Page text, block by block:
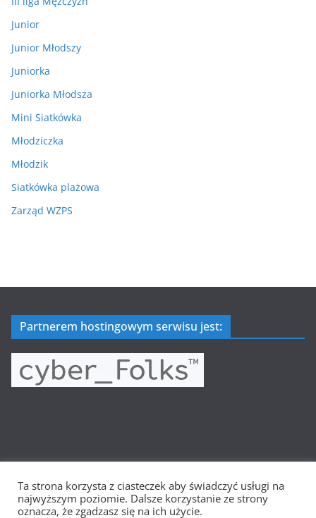
Junior
Junior Młodszy
Juniorka
Juniorka Młodsza
Mini Siatkówka
Młodziczka
Młodzik
Siatkówka plażowa
Zarząd WZPS
Partnerem hostingowym serwisu jest:
Prawa autorskie © 2026Wielkopolska Siatkówka. Wszystkie
prawa zastrzeżone.
Ta strona korzysta z ciasteczek aby świadczyć usługi na
najwyższym poziomie. Dalsze korzystanie ze strony
oznacza, że zgadzasz się na ich użycie.